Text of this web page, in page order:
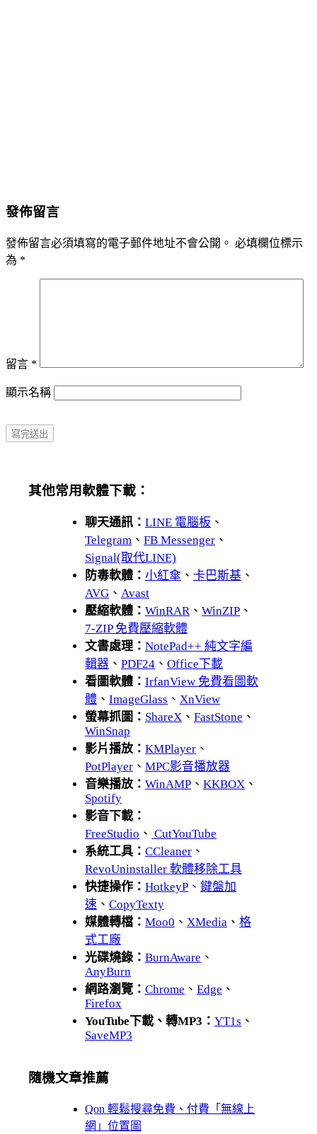
發佈留言
發佈留言必須填寫的電子郵件地址不會公開。 必填欄位標示
為 *
留言 *
顯示名稱
其他常用軟體下載：
聊天通訊： LINE 電腦板 、
Telegram 、 FB Messenger 、
Signal(取代LINE)
防毒軟體： 小紅傘 、 卡巴斯基 、
AVG 、 Avast
壓縮軟體： WinRAR、 WinZIP 、
7-ZIP 免費壓縮軟體
文書處理： NotePad++ 純文字編
輯器 、 PDF24 、 Office下載
看圖軟體： IrfanView 免費看圖軟
體 、 ImageGlass 、 XnView
螢幕抓圖： ShareX 、 FastStone 、
WinSnap
影片播放： KMPlayer 、
PotPlayer 、 MPC影音播放器
音樂播放： WinAMP 、 KKBOX 、
Spotify
影音下載：
FreeStudio 、 CutYouTube
系統工具： CCleaner 、
RevoUninstaller 軟體移除工具
快捷操作： HotkeyP 、 鍵盤加
速 、 CopyTexty
媒體轉檔： Moo0 、 XMedia 、 格
式工廠
光碟燒錄： BurnAware 、
AnyBurn
網路瀏覽： Chrome 、 Edge 、
Firefox
YouTube下載、轉MP3： YT1s 、
SaveMP3
隨機文章推薦
Qon 輕鬆搜尋免費、付費「無線上
網」位置圖